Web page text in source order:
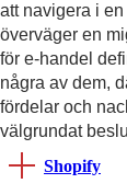
att navigera i
överväger en
för e-handel
några av dem,
fördelar och
välgrundat
Shopify